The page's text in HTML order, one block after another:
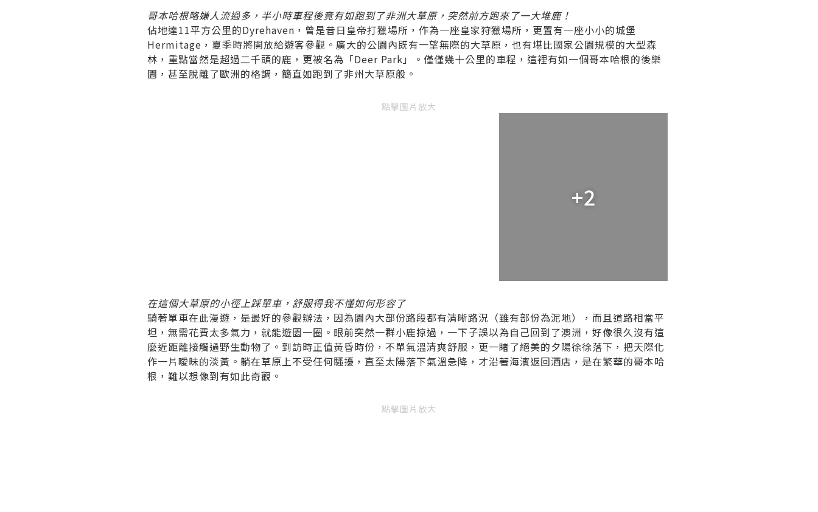
哥本哈根略嫌人流過多，半小時車程後竟有如跑到了非洲大草原，突然前方跑來了一大堆鹿！
佔地達11平方公里的Dyrehaven，曾是昔日皇帝打獵場所，作為一座皇家狩獵場所，更置有一座小小的城堡
Hermitage，夏季時將開放給遊客參觀。廣大的公園內既有一望無際的大草原，也有堪比國家公園規模的大型森
林，重點當然是超過二千頭的鹿，更被名為「Deer Park」。僅僅幾十公里的車程，這裡有如一個哥本哈根的後樂
園，甚至脫離了歐洲的格調，簡直如跑到了非州大草原般。
點擊圖片放大
+2
在這個大草原的小徑上踩單車，舒服得我不懂如何形容了
騎著單車在此漫遊，是最好的參觀辦法，因為園內大部份路段都有清晰路況（雖有部份為泥地），而且道路相當平
坦，無需花費太多氣力，就能遊園一圈。眼前突然一群小鹿掠過，一下子誤以為自己回到了澳洲，好像很久沒有這
麼近距離接觸過野生動物了。到訪時正值黃昏時份，不單氣溫清爽舒服，更一睹了絕美的夕陽徐徐落下，把天際化
作一片曖昧的淡黃。躺在草原上不受任何騷擾，直至太陽落下氣溫急降，才沿著海濱返回酒店，是在繁華的哥本哈
根，難以想像到有如此奇觀。
點擊圖片放大